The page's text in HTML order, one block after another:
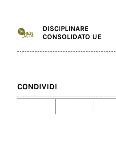
DISCIPLINARE
CONSOLIDATO UE
CONDIVIDI